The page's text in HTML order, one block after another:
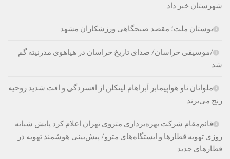
شهرستان خبر داد
بوستان ملت؛ مقصد صبحگاهی ورزشکاران مشهد
/موسیقی خراسان/ صدای تاریخ خراسان در هیاهوی مدرنیته گم
شد
ملوانان ناو هواپیمابر آبراهام لینکلن از افسردگی و افت شدید روحیه
رنج می‌برند
قائم‌مقام شرکت بهره‌برداری متروی تهران اعلام کرد پایش شبانه
روزی تهویه قطارها و ایستگاه‌های مترو/ پیش‌بینی هوشمند تهویه در
قطارهای جدید